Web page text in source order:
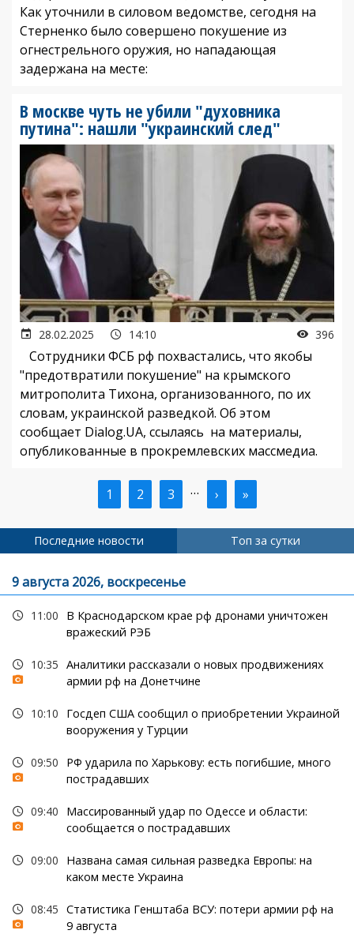
Как уточнили в силовом ведомстве, сегодня на
Стерненко было совершено покушение из
огнестрельного оружия, но нападающая
задержана на месте:
В москве чуть не убили "духовника
путина": нашли "украинский след"
28.02.2025 14:10 396
Сотрудники ФСБ рф похвастались, что якобы
"предотвратили покушение" на крымского
митрополита Тихона, организованного, по их
словам, украинской разведкой. Об этом
сообщает Dialog.UA, ссылаясь на материалы,
опубликованные в прокремлевских массмедиа.
Текущая
страница
1 Страница
2 Страница
3 … Следующая
страница
› Последняя
страница
»
Последние новости Топ за сутки
9 августа 2026, воскресенье
11:00
В Краснодарском крае рф дронами уничтожен
вражеский РЭБ
10:35 Аналитики рассказали о новых продвижениях
армии рф на Донетчине
10:10
Госдеп США сообщил о приобретении Украиной
вооружения у Турции
09:50
РФ ударила по Харькову: есть погибшие, много
пострадавших
09:40
Массированный удар по Одессе и области:
сообщается о пострадавших
09:00
Названа самая сильная разведка Европы: на
каком месте Украина
08:45 Статистика Генштаба ВСУ: потери армии рф на
9 августа